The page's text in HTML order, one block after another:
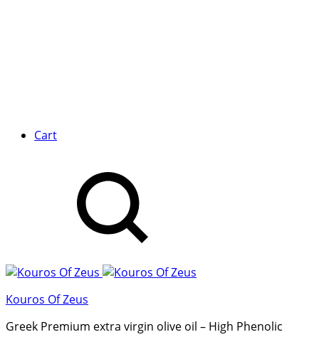
Cart
Kouros Of Zeus
Greek Premium extra virgin olive oil – High Phenolic